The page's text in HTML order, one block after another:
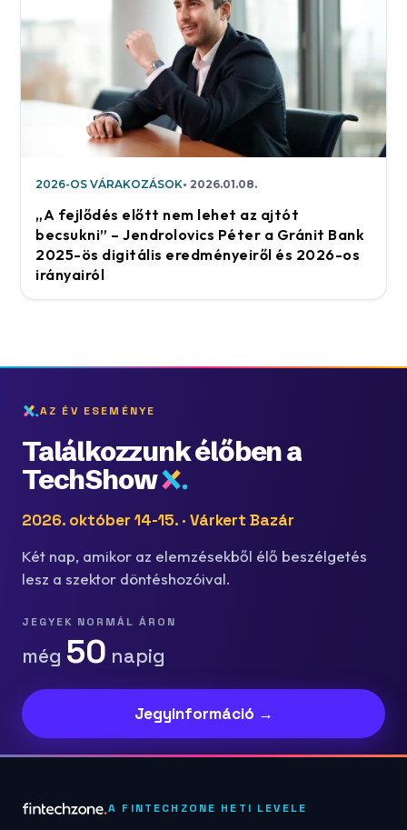
2026-OS VÁRAKOZÁSOK 2026.01.08.
„A fejlődés előtt nem lehet az ajtót
becsukni” – Jendrolovics Péter a Gránit Bank
2025-ös digitális eredményeiről és 2026-os
irányairól
AZ ÉV ESEMÉNYE
Találkozzunk élőben a
TechShow
2026. október 14-15. · Várkert Bazár
Két nap, amikor az elemzésekből élő beszélgetés
lesz a szektor döntéshozóival.
JEGYEK NORMÁL ÁRON
még 50 napig
Jegyinformáció →
A FINTECHZONE HETI LEVELE